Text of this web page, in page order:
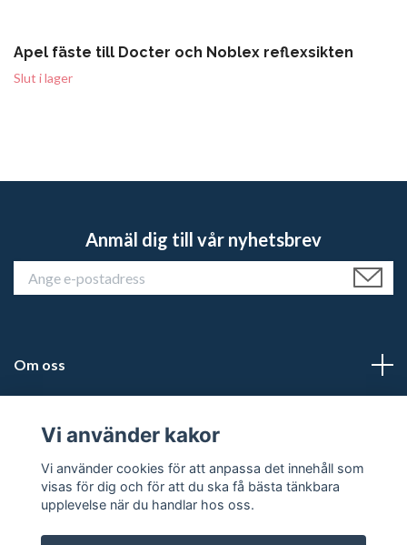
Apel fäste till Docter och Noblex reflexsikten
Slut i lager
Anmäl dig till vår nyhetsbrev
Om oss
Läs mer
Vi använder kakor
Vi använder cookies för att anpassa det innehåll som
visas för dig och för att du ska få bästa tänkbara
upplevelse när du handlar hos oss.